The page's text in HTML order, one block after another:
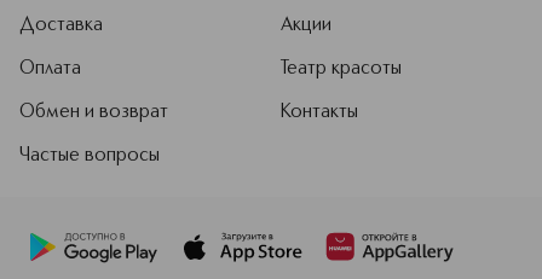
Доставка
Оплата
Обмен и возврат
Частые вопросы
Акции
Театр красоты
Контакты